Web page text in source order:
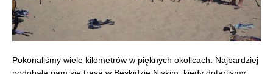
Pokonaliśmy wiele kilometrów w pięknych okolicach. Najbardziej